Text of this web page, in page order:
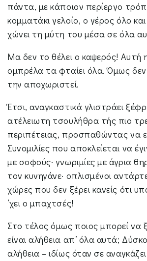
πάντα, με κάποιον περίεργο
κομματάκι γελοίο, ο γέρος όλο
χώνει τη μύτη του μέσα σε όλα
Μα δεν το θέλει ο καψερός! Αυτή
ομπρέλα τα φταίει όλα. Όμως δεν
την αποχωριστεί.
Έτσι, αναγκαστικά γλιστράει
ατέλειωτη τσουλήθρα τής πιο
περιπέτειας, προσπαθώντας να
Συνομιλίες που αποκλείεται να
με σοφούς· γνωριμίες με άγρια
τον κυνηγάνε· οπλισμένοι
χώρες που δεν ξέρει κανείς ότι
’χει ο μπαχτσές!
Στο τέλος όμως ποιος μπορεί να
είναι αλήθεια απ’ όλα αυτά;
αλήθεια – ιδίως όταν σε